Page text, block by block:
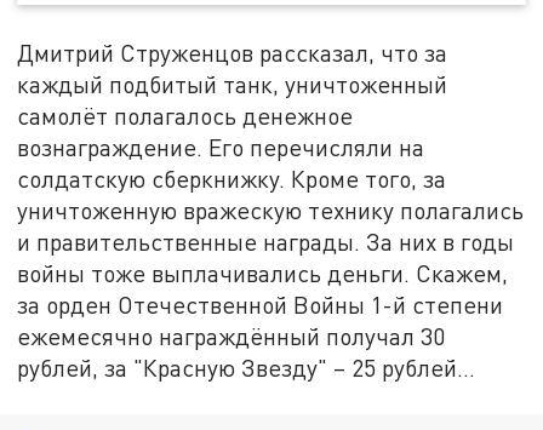
Дмитрий Струженцов рассказал, что за
каждый подбитый танк, уничтоженный
самолёт полагалось денежное
вознаграждение. Его перечисляли на
солдатскую сберкнижку. Кроме того, за
уничтоженную вражескую технику полагались
и правительственные награды. За них в годы
войны тоже выплачивались деньги. Скажем,
за орден Отечественной Войны 1-й степени
ежемесячно награждённый получал 30
рублей, за "Красную Звезду" – 25 рублей…